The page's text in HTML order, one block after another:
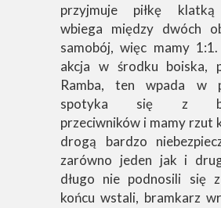
przyjmuje piłkę klatką
wbiega między dwóch
samobój, więc mamy
akcja w środku boiska,
Ramba, ten wpada w
spotyka się z
przeciwników i mamy rzut
drogą bardzo
zarówno jeden jak i
długo nie podnosili się
końcu wstali, bramkarz